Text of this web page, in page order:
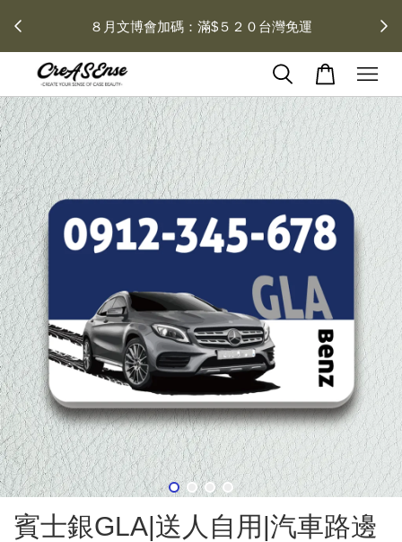
８月文博會加碼：滿$５２０台灣免運
賓士銀GLA|送人自用|汽車路邊